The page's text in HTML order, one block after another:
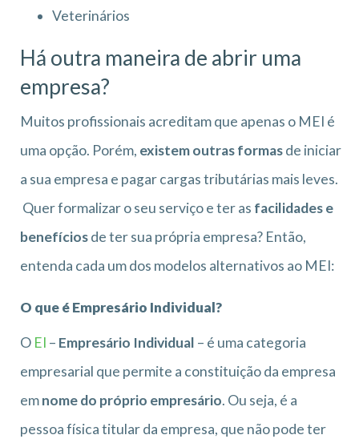
Veterinários
Há outra maneira de abrir uma
empresa?
Muitos profissionais acreditam que apenas o MEI é
uma opção. Porém, existem outras formasde iniciar
a sua empresa e pagar cargas tributárias mais leves.
Quer formalizar o seu serviço e ter as facilidades e
benefíciosde ter sua própria empresa? Então,
entenda cada um dos modelos alternativos ao MEI:
O que é Empresário Individual?
O EI – Empresário Individual – é uma categoria
empresarial que permite a constituição da empresa
emnome do próprio empresário. Ou seja, é a
pessoa física titular da empresa, que não pode ter